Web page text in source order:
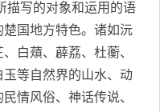
写的对象和运用的语
国地方特色。诸如沅
白薠、薜荔、杜蘅、
等自然界的山水、动
情风俗、神话传说、